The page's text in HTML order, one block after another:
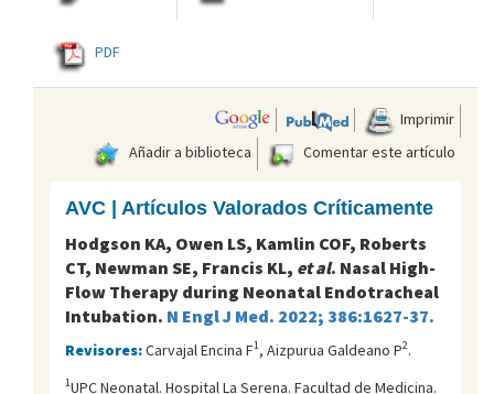
PDF
Imprimir
Añadir a biblioteca
Comentar este artículo
AVC | Artículos Valorados Críticamente
Hodgson KA, Owen LS, Kamlin COF, Roberts
CT, Newman SE, Francis KL, et al. Nasal High-
Flow Therapy during Neonatal Endotracheal
Intubation. N Engl J Med. 2022; 386:1627-37.
Revisores:Carvajal Encina F1, Aizpurua Galdeano P2.
1UPC Neonatal. Hospital La Serena. Facultad de Medicina.